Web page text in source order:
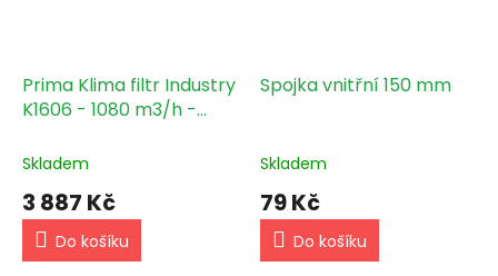
Prima Klima filtr Industry
K1606 - 1080 m3/h -
Skladem
3 887 Kč
Do košíku
Spojka vnitřní 150 mm
Skladem
79 Kč
Do košíku